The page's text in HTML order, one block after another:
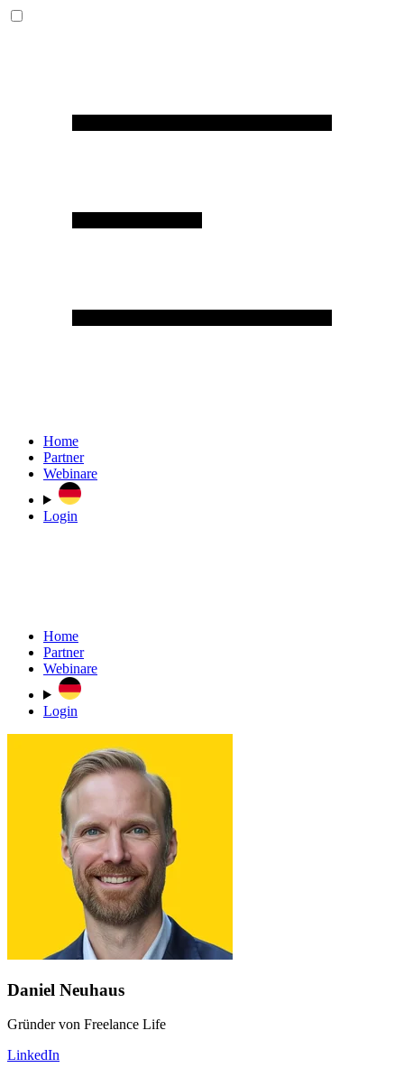
Home
Partner
Webinare
Login
Home
Partner
Webinare
Login
Daniel Neuhaus
Gründer von Freelance Life
LinkedIn